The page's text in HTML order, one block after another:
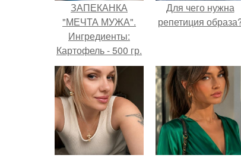
ЗАПЕКАНКА
"МЕЧТА МУЖА".
Ингредиенты:
Картофель - 500 гр.
Лук репчатый - 100
гр Шампиньоны -
500 гр Куриное
филе - 400 гр.
Для чего нужна
репетиция